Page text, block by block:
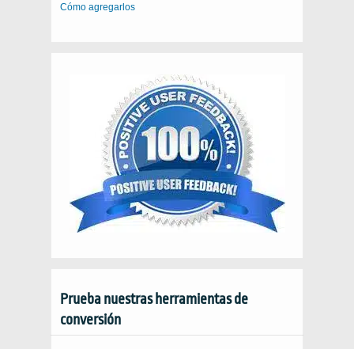
Cómo agregarlos
Prueba nuestras herramientas de
conversión